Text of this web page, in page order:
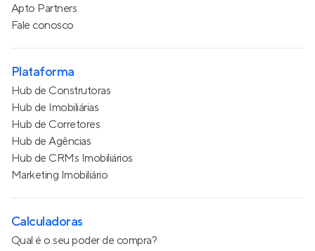
Apto Partners
Fale conosco
Plataforma
Hub de Construtoras
Hub de Imobiliárias
Hub de Corretores
Hub de Agências
Hub de CRMs Imobiliários
Marketing Imobiliário
Calculadoras
Qual é o seu poder de compra?